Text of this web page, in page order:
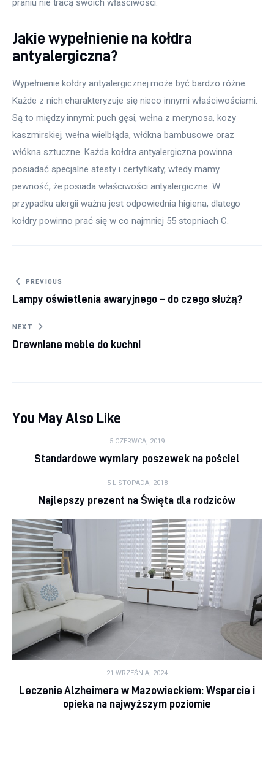
praniu nie tracą swoich właściwości.
Jakie wypełnienie na kołdra
antyalergiczna?
Wypełnienie kołdry antyalergicznej może być bardzo różne.
Każde z nich charakteryzuje się nieco innymi właściwościami.
Są to między innymi: puch gęsi, wełna z merynosa, kozy
kaszmirskiej, wełna wielbłąda, włókna bambusowe oraz
włókna sztuczne. Każda kołdra antyalergiczna powinna
posiadać specjalne atesty i certyfikaty, wtedy mamy
pewność, że posiada właściwości antyalergiczne. W
przypadku alergii ważna jest odpowiednia higiena, dlatego
kołdry powinno prać się w co najmniej 55 stopniach C.
Nawigacja wpisu
PREVIOUS
Lampy oświetlenia awaryjnego – do czego służą?
NEXT
Drewniane meble do kuchni
You May Also Like
5 CZERWCA, 2019
Standardowe wymiary poszewek na pościel
5 LISTOPADA, 2018
Najlepszy prezent na Święta dla rodziców
21 WRZEŚNIA, 2024
Leczenie Alzheimera w Mazowieckiem: Wsparcie i
opieka na najwyższym poziomie